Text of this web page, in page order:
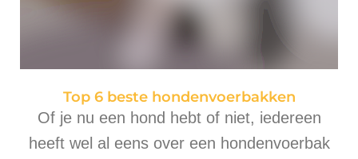
Top 6 beste hondenvoerbakken
Of je nu een hond hebt of niet, iedereen
heeft wel al eens over een hondenvoerbak